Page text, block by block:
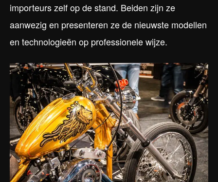
importeurs zelf op de stand. Beiden zijn ze
aanwezig en presenteren ze de nieuwste modellen
en technologieën op professionele wijze.